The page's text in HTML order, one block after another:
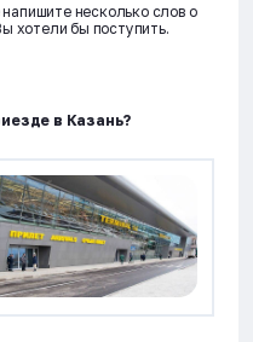
несколько слов о
хотели бы поступить.
в Казань?